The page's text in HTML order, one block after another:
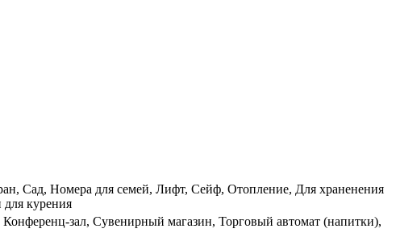
Сад, Номера для семей, Лифт, Сейф, Отопление, Для храненения
курения
зал, Сувенирный магазин, Торговый автомат (напитки),